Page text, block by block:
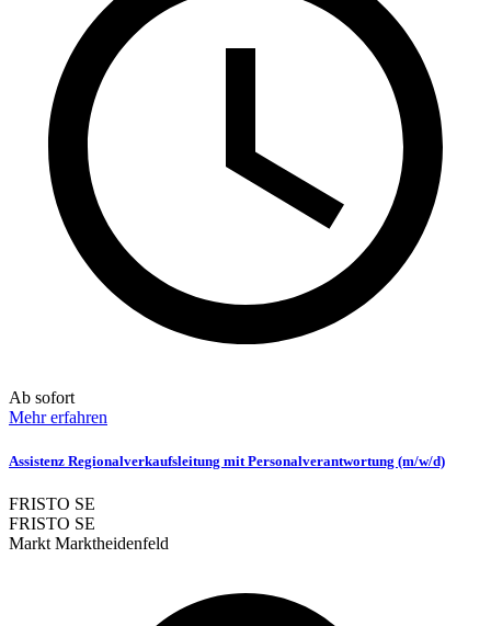
Ab sofort
Mehr erfahren
Assistenz Regionalverkaufsleitung mit Personalverantwortung (m/w/d)
FRISTO SE
FRISTO SE
Markt Marktheidenfeld